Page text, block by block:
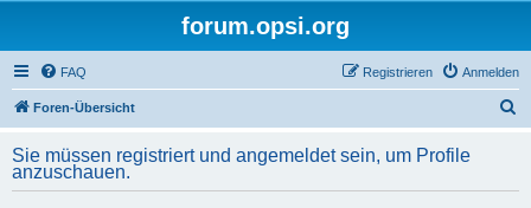
forum.opsi.org
FAQ Anmelden
Registrieren
Foren-Übersicht
h
Sie müssen registriert und angemeldet sein, um Profile
anzuschauen.